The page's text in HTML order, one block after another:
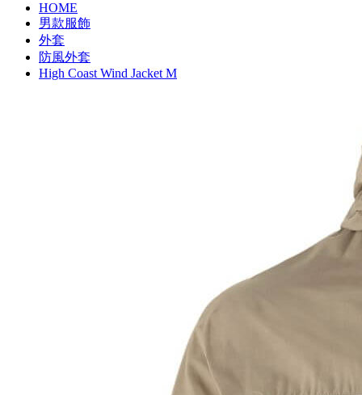
HOME
男款服飾
外套
防風外套
High Coast Wind Jacket M